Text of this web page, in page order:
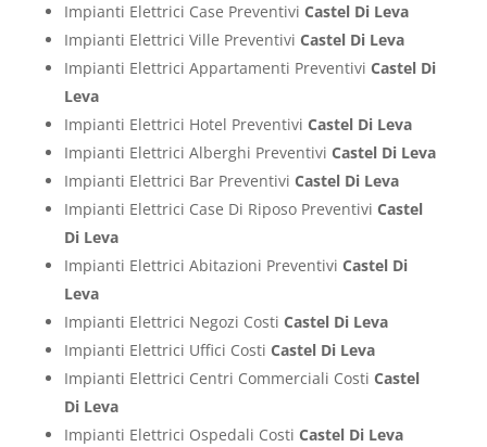
Impianti Elettrici Case Preventivi Castel Di Leva
Impianti Elettrici Ville Preventivi Castel Di Leva
Impianti Elettrici Appartamenti Preventivi Castel Di
Leva
Impianti Elettrici Hotel Preventivi Castel Di Leva
Impianti Elettrici Alberghi Preventivi Castel Di Leva
Impianti Elettrici Bar Preventivi Castel Di Leva
Impianti Elettrici Case Di Riposo Preventivi Castel
Di Leva
Impianti Elettrici Abitazioni Preventivi Castel Di
Leva
Impianti Elettrici Negozi Costi Castel Di Leva
Impianti Elettrici Uffici Costi Castel Di Leva
Impianti Elettrici Centri Commerciali Costi Castel
Di Leva
Impianti Elettrici Ospedali Costi Castel Di Leva